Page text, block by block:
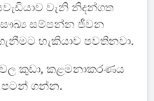
වැනි නිදන්ගත
සම්පන්න ජීවන
හැකියාව පවතිනවා.
වල කුඩා, කළමනාකරණය
පටන් ගන්න.